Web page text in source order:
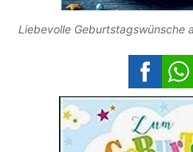
Liebevolle Geburtstagswünsche